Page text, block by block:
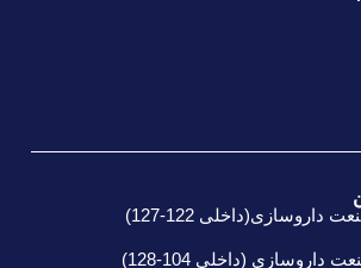
122-127)
(داخلی 104-128)